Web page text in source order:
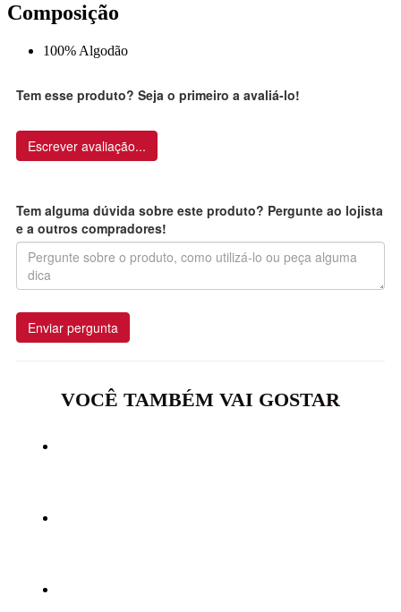
Composição
100% Algodão
Tem esse produto? Seja o primeiro a avaliá-lo!
Escrever avaliação...
Tem alguma dúvida sobre este produto? Pergunte ao lojista
e a outros compradores!
Enviar pergunta
VOCÊ TAMBÉM VAI GOSTAR